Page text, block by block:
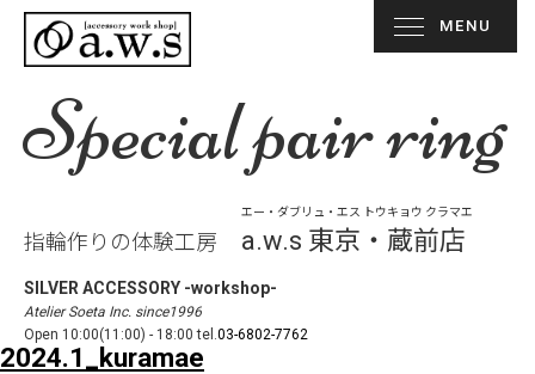
Special pair ring
指輪作りの体験工房
エー・ダブリュ・エス トウキョウ クラマエ
a.w.s 東京・蔵前店
SILVER ACCESSORY -workshop-
Atelier Soeta Inc. since1996
Open 10:00(11:00) - 18:00 tel.03-6802-7762
MENU
2024.1_kuramae